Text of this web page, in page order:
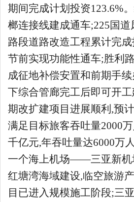
期间完成计划投资123.6%
榔连接线建成通车;225国道
路段道路改造工程累计完
节前实现功能性通车;胜利
成征地补偿安置和前期手
下综合管廊完工后即可开
期改扩建项目进展顺利,预
满足目标旅客吞吐量2000
千亿元,年吞吐量达6000万
一个海上机场——三亚新机
红塘湾海域建设,临空旅游
目已进入规模施工阶段;三